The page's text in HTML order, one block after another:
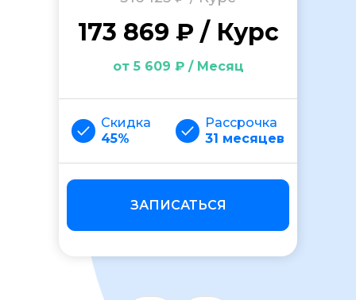
173 869 ₽ / Курс
от 5 609 ₽ / Месяц
Скидка
45%
Рассрочка
31 месяцев
ЗАПИСАТЬСЯ